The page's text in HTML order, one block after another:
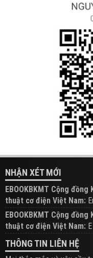
NHẬN XÉT MỚI
EBOOKBKMT Cộng đồng
thuật cơ điện Việt Nam:
đăng trên Group hỗ trợ nhé
EBOOKBKMT Cộng đồng
thuật cơ điện Việt Nam: E
xem hỗ trợ trên Group
THÔNG TIN LIÊN HỆ